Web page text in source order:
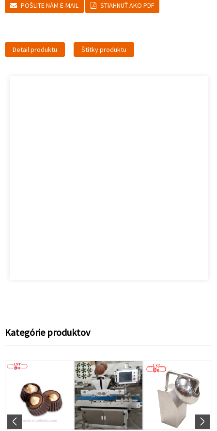
POŠLITE NÁM E-MAIL STIAHNUŤ AKO PDF
Detail produktu Štítky produktu
Kategórie produktov